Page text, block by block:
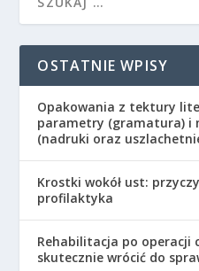
OSTATNIE WPISY
Opakowania z tektury
parametry (gramatura) i
(nadruki oraz
Krostki wokół ust:
profilaktyka
Rehabilitacja po operacji
skutecznie wrócić do